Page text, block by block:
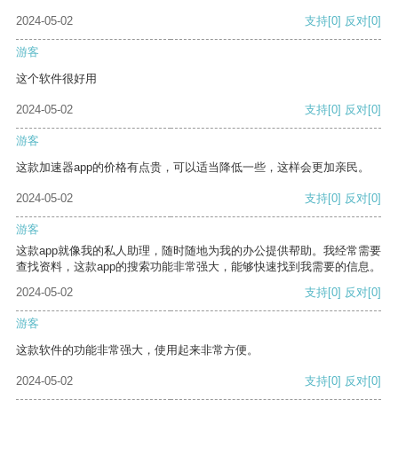
2024-05-02 支持[0] 反对[0]
游客
这个软件很好用
2024-05-02 支持[0] 反对[0]
游客
这款加速器app的价格有点贵，可以适当降低一些，这样会更加亲民。
2024-05-02 支持[0] 反对[0]
游客
这款app就像我的私人助理，随时随地为我的办公提供帮助。我经常需要
查找资料，这款app的搜索功能非常强大，能够快速找到我需要的信息。
2024-05-02
支持[0] 反对[0]
游客
这款软件的功能非常强大，使用起来非常方便。
2024-05-02 支持[0] 反对[0]